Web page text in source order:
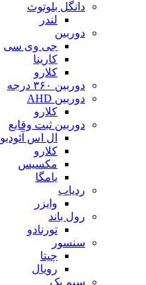
دانگل بلوتوث
لندر
دوربین
جی وی سی
کارینا
کلارو
دوربین ۳۶۰ درجه
دوربین AHD
کلارو
دوربین ثبت وقایع
ال اس آئودیو
کلارو
مکسیس
یامگا
ردیاب
وایزر
رول باند
تورنادو
سنسور
چیتا
رویال
سیم پک